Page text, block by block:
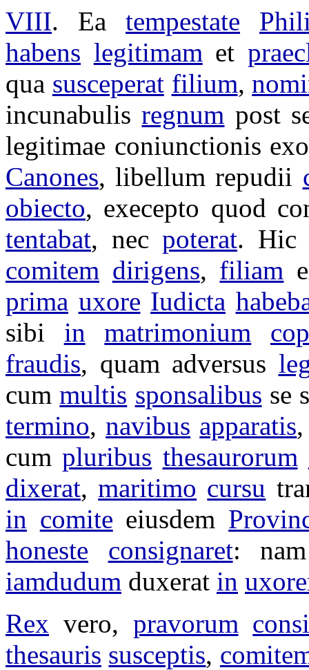
VIII. Ea tempestate
habens legitimam et
qua susceperat filium,
incunabulis regnum post
legitimae coniunctionis
Canones,libellum repudii
obiecto, execepto quod
tentabat, nec poterat. Hic
comitem dirigens, filiam
prima uxore Iudicta
sibi in matrimonium
fraudis, quam adversus
cummultis sponsalibus se
termino,navibus apparatis
cumpluribus thesaurorum
dixerat,maritimo cursu
in comite eiusdem
honeste
consignaret:
iamdudum duxerat in
Rex vero, pravorum
thesauris susceptis,